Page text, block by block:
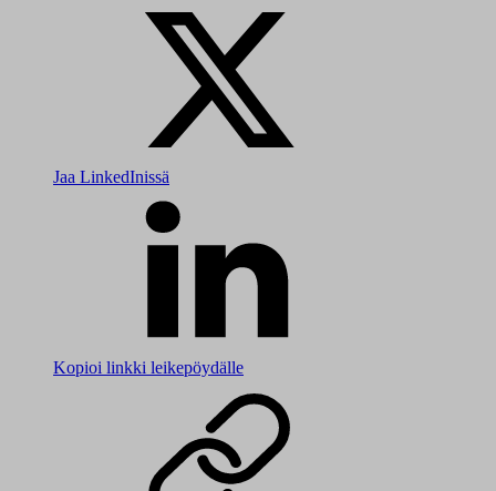
Jaa LinkedInissä
Kopioi linkki leikepöydälle